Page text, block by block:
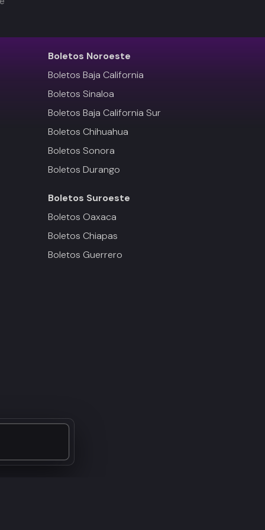
Boletos Noroeste
Boletos Baja California
Boletos Sinaloa
Boletos Baja California Sur
Boletos Chihuahua
Boletos Sonora
Boletos Durango
Boletos Suroeste
Boletos Oaxaca
Boletos Chiapas
Boletos Guerrero